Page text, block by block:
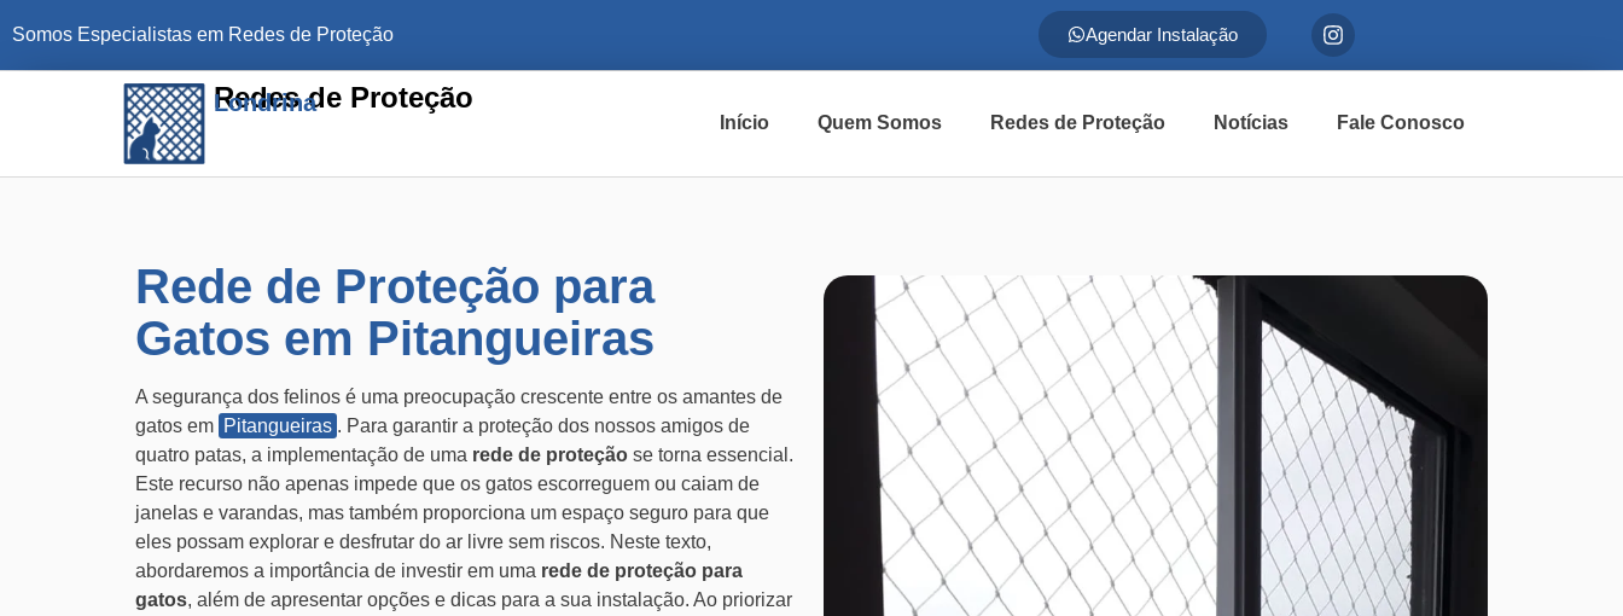
Somos Especialistas em Redes de Proteção Agendar Instalação
Redes de Proteção
Londrina
Início Quem Somos Redes de Proteção Notícias Fale Conosco
Rede de Proteção para
Gatos em Pitangueiras
A segurança dos felinos é uma preocupação crescente entre os amantes de
gatos em Pitangueiras . Para garantir a proteção dos nossos amigos de
quatro patas, a implementação de uma rede de proteção se torna essencial.
Este recurso não apenas impede que os gatos escorreguem ou caiam de
janelas e varandas, mas também proporciona um espaço seguro para que
eles possam explorar e desfrutar do ar livre sem riscos. Neste texto,
abordaremos a importância de investir em uma rede de proteção para
gatos, além de apresentar opções e dicas para a sua instalação. Ao priorizar